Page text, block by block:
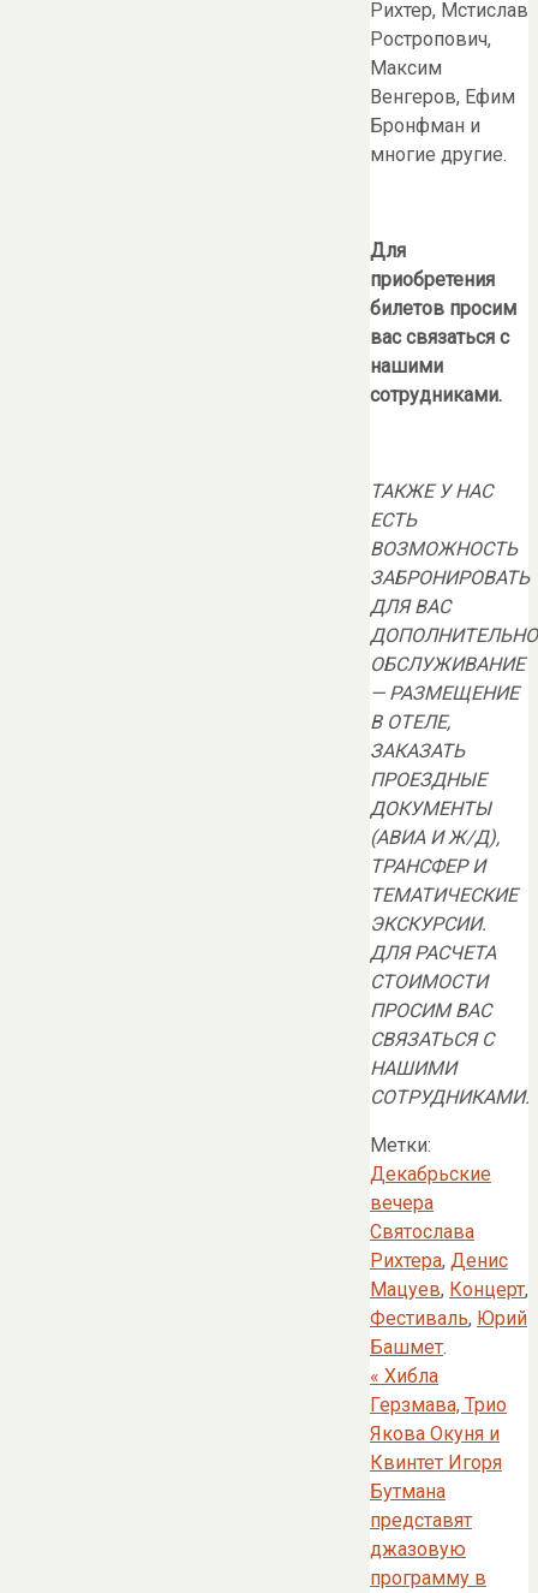
Рихтер, Мстислав
Ростропович,
Максим
Венгеров, Ефим
Бронфман и
многие другие.
Для
приобретения
билетов просим
вас связаться с
нашими
сотрудниками.
ТАКЖЕ У НАС
ЕСТЬ
ВОЗМОЖНОСТЬ
ЗАБРОНИРОВАТЬ
ДЛЯ ВАС
ОБСЛУЖИВАНИЕ
— РАЗМЕЩЕНИЕ
В ОТЕЛЕ,
ЗАКАЗАТЬ
ПРОЕЗДНЫЕ
ДОКУМЕНТЫ
(АВИА И Ж/Д),
ТРАНСФЕР И
ТЕМАТИЧЕСКИЕ
ЭКСКУРСИИ.
ДЛЯ РАСЧЕТА
СТОИМОСТИ
ПРОСИМ ВАС
СВЯЗАТЬСЯ С
НАШИМИ
СОТРУДНИКАМИ.
Метки:
Декабрьские
вечера
Святослава
Рихтера, Денис
Мацуев, Концерт,
Фестиваль, Юрий
Башмет.
« Хибла
Герзмава, Трио
Якова Окуня и
Квинтет Игоря
Бутмана
представят
джазовую
программу в